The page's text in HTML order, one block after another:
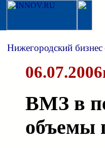
Нижегородский бизнес
ВМЗ в
объемы